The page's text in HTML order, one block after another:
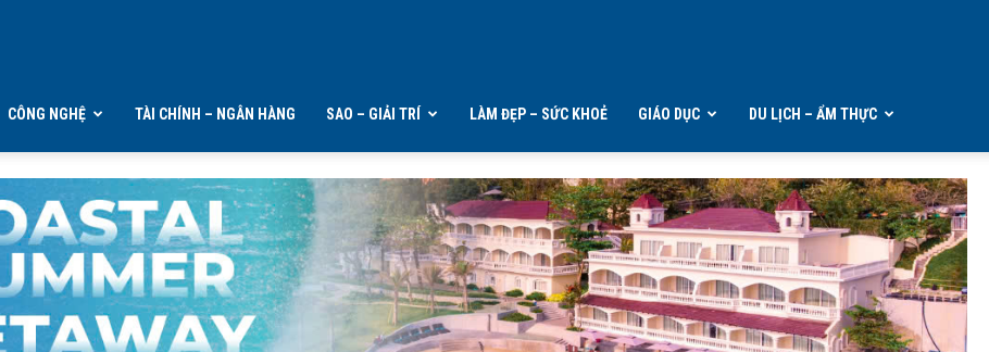
CÔNG NGHỆ TÀI CHÍNH – NGÂN HÀNG SAO – GIẢI TRÍ LÀM ĐẸP – SỨC KHOẺ GIÁO DỤC DU LỊCH – ẨM THỰC